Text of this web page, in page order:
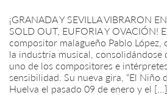
¡GRANADA Y SEVILLA VIBRARON
SOLD OUT, EUFORIA Y OVACIÓN!
compositor malagueño Pablo López,
la industria musical, consolidándose
uno de los compositores e
sensibilidad. Su nueva gira, “El Niño
Huelva el pasado 09 de enero y el […]